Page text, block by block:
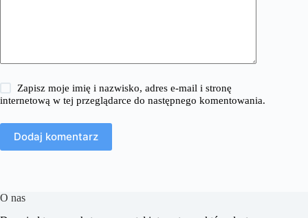
Zapisz moje imię i nazwisko, adres e-mail i stronę
internetową w tej przeglądarce do następnego komentowania.
Dodaj komentarz
O nas